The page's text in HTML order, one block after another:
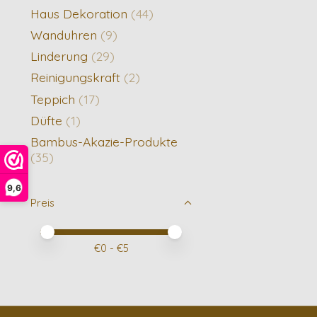
9,6
Haus Dekoration (44)
Wanduhren (9)
Linderung (29)
Reinigungskraft (2)
Teppich (17)
Düfte (1)
Bambus-Akazie-Produkte
(35)
Preis
Preis – Mindestwert
Price maximum value
€0 - €5